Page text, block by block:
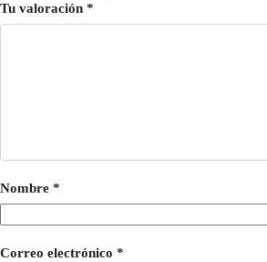
Tu valoración *
Nombre *
Correo electrónico *